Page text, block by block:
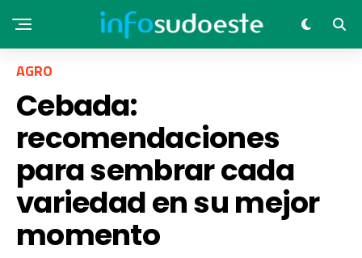
AGRO
Cebada:
recomendaciones
para sembrar cada
variedad en su mejor
momento